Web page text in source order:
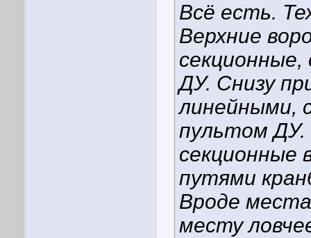
Всё есть.
Верхние
ДУ. Снизу
линейными,
пультом
секционные
путями
Вроде
месту